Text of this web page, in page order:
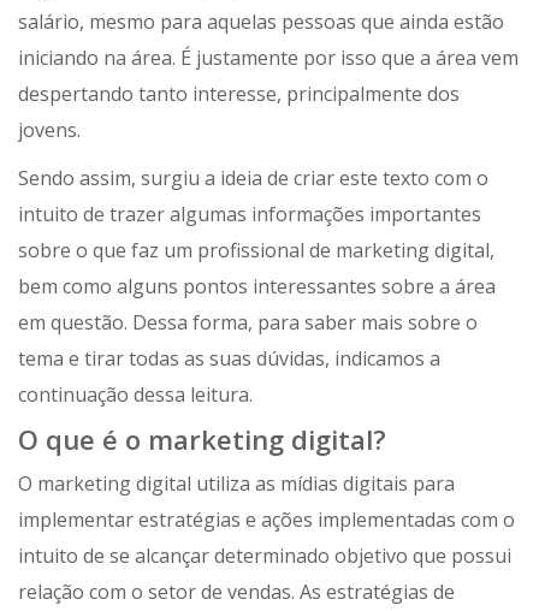
salário, mesmo para aquelas pessoas que ainda estão
iniciando na área. É justamente por isso que a área vem
despertando tanto interesse, principalmente dos
jovens.
Sendo assim, surgiu a ideia de criar este texto com o
intuito de trazer algumas informações importantes
sobre o que faz um profissional de marketing digital,
bem como alguns pontos interessantes sobre a área
em questão. Dessa forma, para saber mais sobre o
tema e tirar todas as suas dúvidas, indicamos a
continuação dessa leitura.
O que é o marketing digital?
O marketing digital utiliza as mídias digitais para
implementar estratégias e ações implementadas com o
intuito de se alcançar determinado objetivo que possui
relação com o setor de vendas. As estratégias de